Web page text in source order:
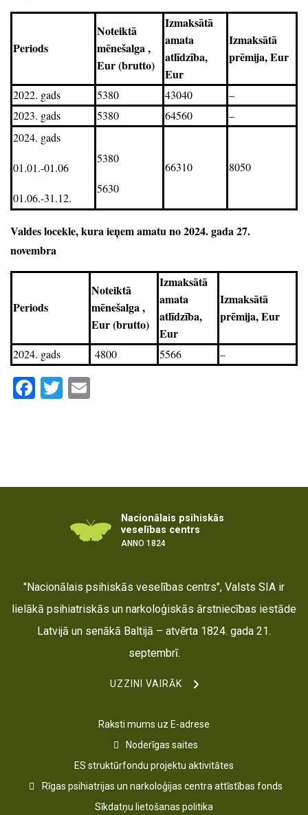
Periods
Noteiktā
mēnešalga ,
Eur (brutto)
Izmaksātā
amata
atlīdzība,
Eur
Izmaksātā
prēmija, Eur
2022. gads 5380 43040
–
2023. gads
5380 64560
–
2024. gads
01.01.-01.06
01.06.-31.12.
5380
5630
66310 8050
Valdes locekle, kura ieņem amatu no 2024. gada 27.
novembra
Periods
Noteiktā
mēnešalga ,
Eur (brutto)
Izmaksātā
amata
atlīdzība,
Eur
Izmaksātā
prēmija, Eur
2024. gads 4800 5566 –
Facebook
Twitter
Nacionālais psihiskās
veselības centrs
ANNO 1824
"Nacionālais psihiskās veselības centrs", Valsts SIA ir
lielākā psihiatriskās un narkoloģiskās ārstniecības iestāde
Latvijā un senākā Baltijā – atvērta 1824. gada 21.
septembrī.
UZZINI VAIRĀK
Raksti mums uz E-adrese
Noderīgas saites
ES struktūrfondu projektu aktivitātes
Rīgas psihiatrijas un narkoloģijas centra attīstības fonds
Sīkdatņu lietošanas politika